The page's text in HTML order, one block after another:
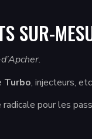
SUR-
Turbo, injecteurs,
radicale pour les